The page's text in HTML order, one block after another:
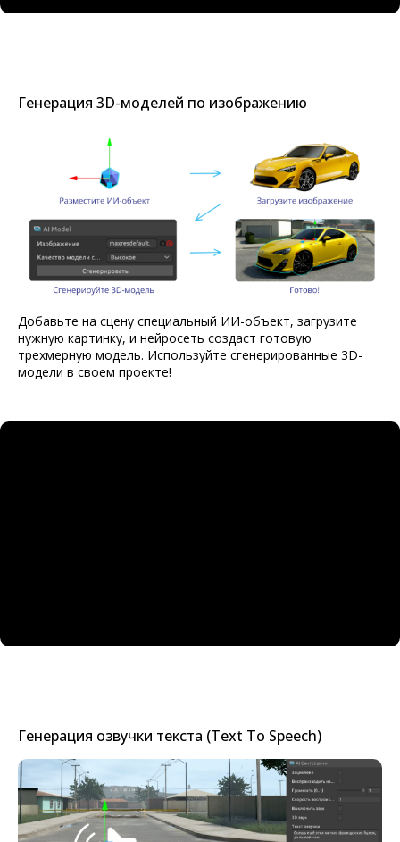
Генерация 3D-моделей по изображению
Добавьте на сцену специальный ИИ-объект, загрузите
нужную картинку, и нейросеть создаст готовую
трехмерную модель. Используйте сгенерированные 3D-
модели в своем проекте!
Генерация озвучки текста (Text To Speech)